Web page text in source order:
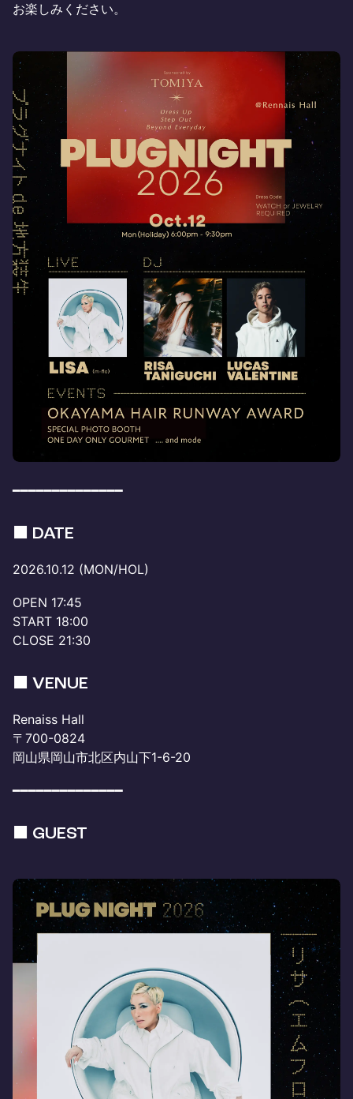
お楽しみください。
━━━━━━━━━━━━━━
■ DATE
2026.10.12 (MON/HOL)
OPEN 17:45
START 18:00
CLOSE 21:30
■ VENUE
Renaiss Hall
〒700-0824
岡山県岡山市北区内山下1-6-20
━━━━━━━━━━━━━━
■ GUEST